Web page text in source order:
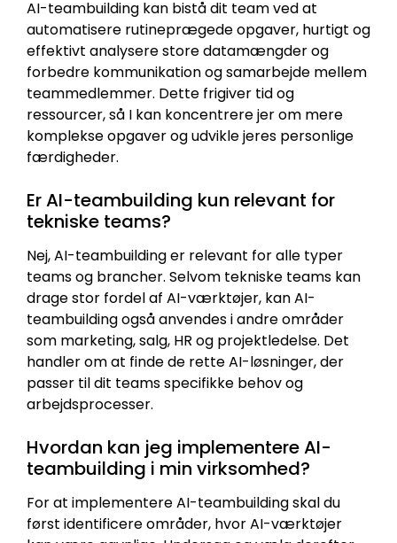
AI-teambuilding kan bistå dit team ved at
automatisere rutineprægede opgaver, hurtigt og
effektivt analysere store datamængder og
forbedre kommunikation og samarbejde mellem
teammedlemmer. Dette frigiver tid og
ressourcer, så I kan koncentrere jer om mere
komplekse opgaver og udvikle jeres personlige
færdigheder.
Er AI-teambuilding kun relevant for
tekniske teams?
Nej, AI-teambuilding er relevant for alle typer
teams og brancher. Selvom tekniske teams kan
drage stor fordel af AI-værktøjer, kan AI-
teambuilding også anvendes i andre områder
som marketing, salg, HR og projektledelse. Det
handler om at finde de rette AI-løsninger, der
passer til dit teams specifikke behov og
arbejdsprocesser.
Hvordan kan jeg implementere AI-
teambuilding i min virksomhed?
For at implementere AI-teambuilding skal du
først identificere områder, hvor AI-værktøjer